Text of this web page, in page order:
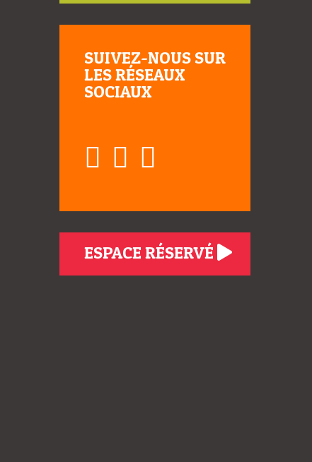
SUIVEZ-NOUS SUR
LES RÉSEAUX
SOCIAUX
ESPACE RÉSERVÉ